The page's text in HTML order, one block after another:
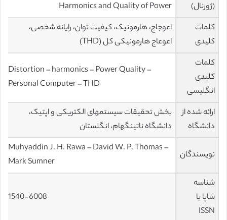
(ژورنال)
Harmonics and Quality of Power
کلمات
کلیدی
اعوجاج، هارمونیک، کیفیت توان، رایانه شخصی،
اعوعاج هارمونیکی کل (THD)
کلمات
کلیدی
انگلیسی
Distortion – harmonics – Power Quality –
Personal Computer – THD
ارائه شده از
دانشگاه
بخش تحقیقات سیستمهای الکتریکی و اپتیک،
دانشگاه ناتینگهام، انگلستان
نویسندگان
Muhyaddin J. H. Rawa – David W. P. Thomas –
Mark Sumner
شناسه
شاپا یا
ISSN
1540-6008